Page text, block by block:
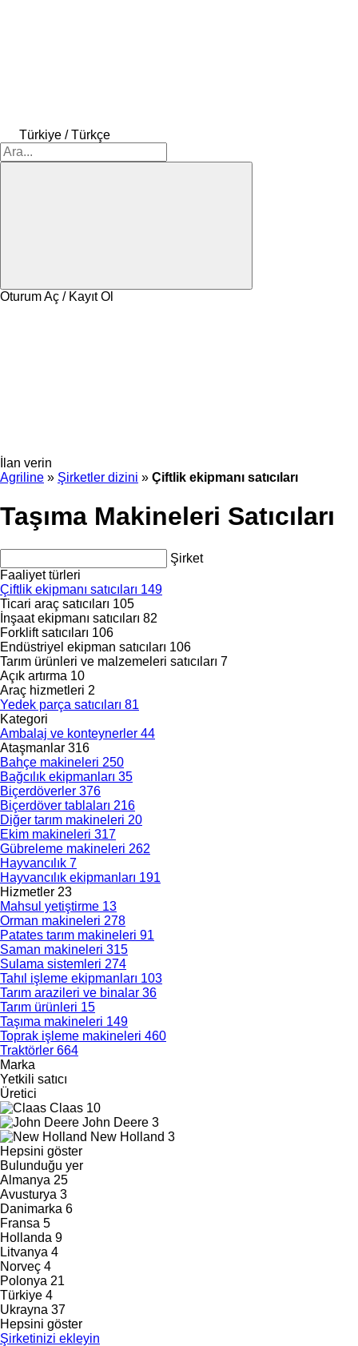
Türkiye / Türkçe
Oturum Aç / Kayıt Ol
İlan verin
Agriline » Şirketler dizini » Çiftlik ekipmanı satıcıları
Taşıma Makineleri Satıcıları
Şirket
Faaliyet türleri
Çiftlik ekipmanı satıcıları 149
Ticari araç satıcıları 105
İnşaat ekipmanı satıcıları 82
Forklift satıcıları 106
Endüstriyel ekipman satıcıları 106
Tarım ürünleri ve malzemeleri satıcıları 7
Açık artırma 10
Araç hizmetleri 2
Yedek parça satıcıları 81
Kategori
Ambalaj ve konteynerler 44
Ataşmanlar 316
Bahçe makineleri 250
Bağcılık ekipmanları 35
Biçerdöverler 376
Biçerdöver tablaları 216
Diğer tarım makineleri 20
Ekim makineleri 317
Gübreleme makineleri 262
Hayvancılık 7
Hayvancılık ekipmanları 191
Hizmetler 23
Mahsul yetiştirme 13
Orman makineleri 278
Patates tarım makineleri 91
Saman makineleri 315
Sulama sistemleri 274
Tahıl işleme ekipmanları 103
Tarım arazileri ve binalar 36
Tarım ürünleri 15
Taşıma makineleri 149
Toprak işleme makineleri 460
Traktörler 664
Marka
Yetkili satıcı
Üretici
Claas 10
John Deere 3
New Holland 3
Hepsini göster
Bulunduğu yer
Almanya 25
Avusturya 3
Danimarka 6
Fransa 5
Hollanda 9
Litvanya 4
Norveç 4
Polonya 21
Türkiye 4
Ukrayna 37
Hepsini göster
Şirketinizi ekleyin